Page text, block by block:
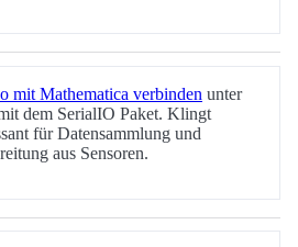
mit Mathematica verbinden unter
dem SerialIO Paket. Klingt
für Datensammlung und
aus Sensoren.